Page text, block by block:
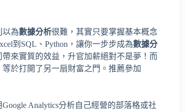
以為數據分析很難，其實只要掌握基本概念
到SQL、Python，讓你一步步成為數據分
來實質的效益，升官加薪絕對不是夢！而
於打開了另一扇財富之門。推薦參加
Analytics分析自己經營的部落格或社